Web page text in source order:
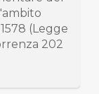
(Legge
202